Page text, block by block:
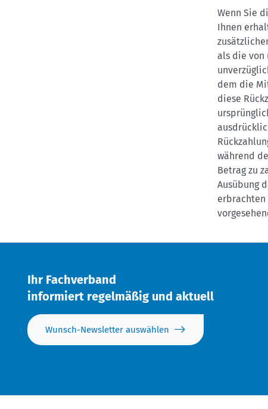
Wenn Sie
Ihnen
als die von
dem die
diese
während
Betrag zu
Ausübung
erbrachten
Ihr Fachverband
informiert regelmäßig und aktuell
Wunsch-Newsletter auswählen